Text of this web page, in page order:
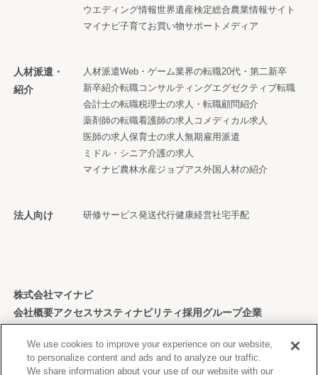
ウエディング情報世界遺産検定総合農業情報サイト
マイナビ子育てお買い物サポートメディア
人材派遣・
紹介
人材派遣Web・ゲーム業界の転職20代・第二新卒
新卒紹介転職コンサルティングエグゼクティブ転職
会計士の転職税理士の求人・転職顧問紹介
薬剤師の転職看護師の求人 コメディカル求人
医師の求人保育士の求人無期雇用派遣
ミドル・シニア介護の求人
マイナビ農林水産ジョブアス外国人材の紹介
法人向け 研修サービス発送代行健康経営社宅手配
株式会社マイナビ
会社概要アクセスサスティナビリティ採用グループ企業
We use cookies to improve your experience on our website,
to personalize content and ads and to analyze our traffic.
We share information about your use of our website with our